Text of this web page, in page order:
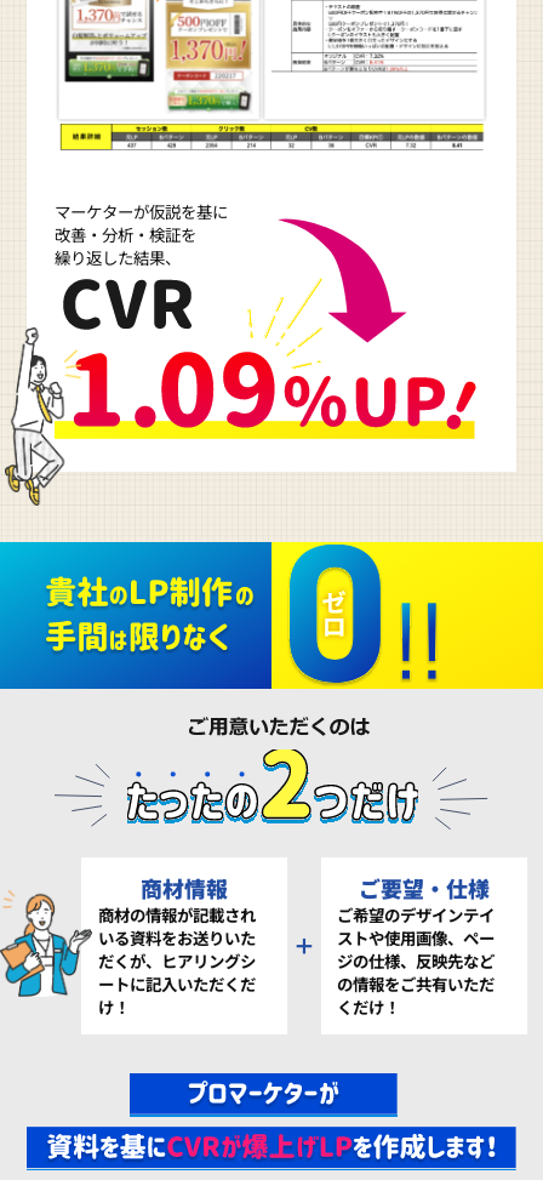
マーケターが仮説を基に
改善・分析・検証を
繰り返した結果、
商材情報
商材の情報が記載され
いる資料をお送りいた
だくが、ヒアリングシ
ートに記入いただくだ
け！
＋
ご要望・仕様
ご希望のデザインテイ
ストや使用画像、ペー
ジの仕様、反映先など
の情報をご共有いただ
くだけ！